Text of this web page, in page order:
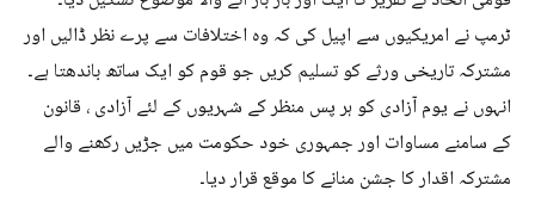
ٹرمپ نے امریکیوں سے اپیل کی کہ وہ اختلافات سے پرے نظر ڈالیں اور
مشترکہ تاریخی ورثے کو تسلیم کریں جو قوم کو ایک ساتھ باندھتا ہے۔
انہوں نے یوم آزادی کو ہر پس منظر کے شہریوں کے لئے آزادی ، قانون
کے سامنے مساوات اور جمہوری خود حکومت میں جڑیں رکھنے والے
مشترکہ اقدار کا جشن منانے کا موقع قرار دیا۔